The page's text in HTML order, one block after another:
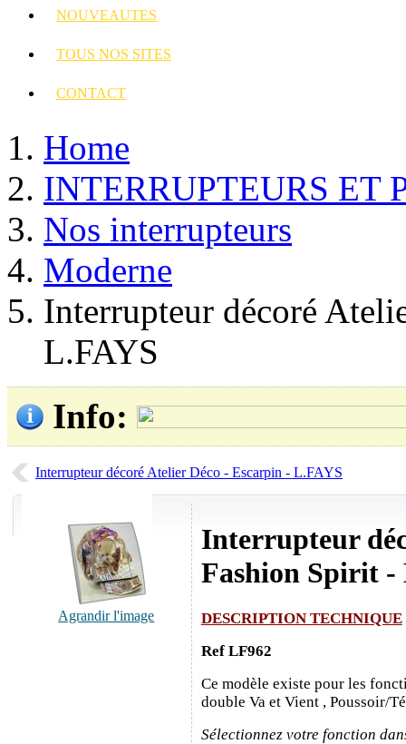
NOUVEAUTES
TOUS NOS SITES
CONTACT
Home
INTERRUPTEURS ET
Nos interrupteurs
Moderne
Interrupteur décoré
L.FAYS
Info:
Interrupteur décoré Atelier Déco - Escarpin - L.FAYS
Agrandir l'image
Interrupteur
Fashion Spirit -
DESCRIPTION TECHNIQUE
Ref LF962
Ce modèle existe pour les
double Va et Vient , Poussoir/
Sélectionnez votre fonction